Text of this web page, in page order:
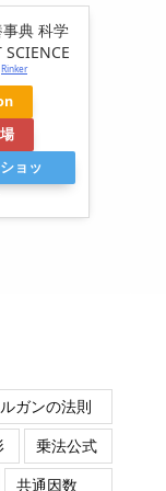
典 科学
Rinker
ョッ
ガンの法則
乗法公式
共通因数